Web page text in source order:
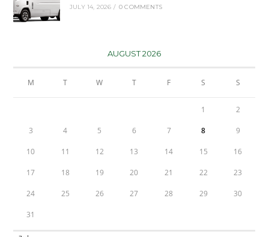
JULY 14, 2026 / 0 COMMENTS
AUGUST 2026
M T W T F S S
1 2
3 4 5 6 7 8 9
10 11 12 13 14 15 16
17 18 19 20 21 22 23
24 25 26 27 28 29 30
31